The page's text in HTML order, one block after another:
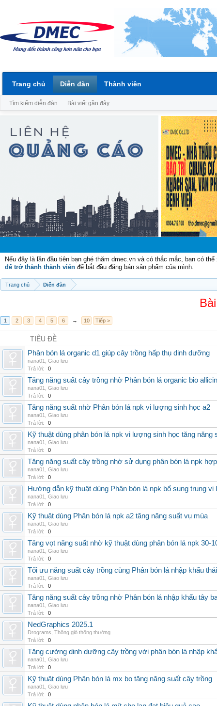
Nếu đây là lần đầu tiên bạn ghé thăm dmec.vn và có thắc mắc, bạn có
để trở thành thành viên để bắt đầu đăng bán sản phẩm của mình.
Trang chủ Diễn đàn
1 2 3 4 5 6 → 10 Tiếp >
TIÊU ĐỀ
Phân bón lá organic d1 giúp cây trồng hấp thụ dinh dưỡng
nana01
Giao lưu
Trả lời:
0
Tăng năng suất cây trồng nhờ Phân bón lá organic bio allicin
nana01
Giao lưu
Trả lời:
0
Tăng năng suất nhờ Phân bón lá npk vi lượng sinh học a2
nana01
Giao lưu
Trả lời:
0
Kỹ thuật dùng phân bón lá npk vi lượng sinh học tăng năng
nana01
Giao lưu
Trả lời:
0
Tăng năng suất cây trồng nhờ sử dụng phân bón lá npk
nana01
Giao lưu
Trả lời:
0
Hướng dẫn kỹ thuật dùng Phân bón lá npk bổ sung trung vi
nana01
Giao lưu
Trả lời:
0
Kỹ thuật dùng Phân bón lá npk a2 tăng năng suất vụ mùa
nana01
Giao lưu
Trả lời:
0
Tăng vọt năng suất nhờ kỹ thuật dùng phân bón lá npk 30-
nana01
Giao lưu
Trả lời:
0
Tối ưu năng suất cây trồng cùng Phân bón lá nhập khẩu
nana01
Giao lưu
Trả lời:
0
Tăng năng suất cây trồng nhờ Phân bón lá nhập khẩu tây
nana01
Giao lưu
Trả lời:
0
NedGraphics 2025.1
Drograms Thông gió thông thường
Trả lời:
0
Tăng cường dinh dưỡng cây trồng với phân bón lá nhập
nana01
Giao lưu
Trả lời:
0
Kỹ thuật dùng Phân bón lá mx bo tăng năng suất cây trồng
nana01
Giao lưu
Trả lời:
0
Trang chủ Diễn đàn
Tìm kiếm diễn đàn Bài viết gần đây
Thành viên